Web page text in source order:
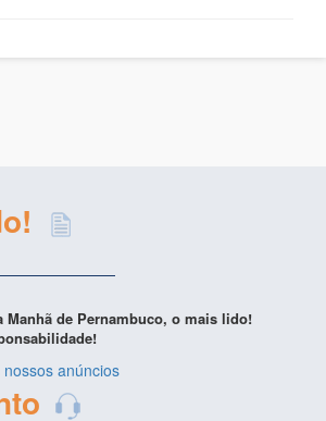
Manhã de Pernambuco, o mais lido!
anúncios